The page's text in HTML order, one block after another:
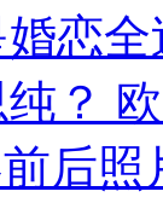
恋
？
前后